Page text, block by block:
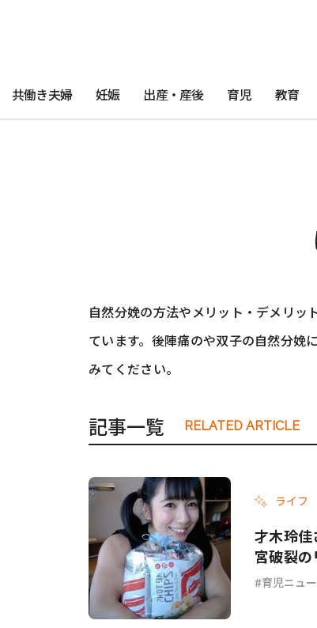
共働き夫婦 妊娠 出産・産後 育児 教育
自然分娩の方法やメリット・デメリッ
ています。後陣痛のや双子の自然分娩
みてください。
記事一覧 RELATED ARTICLE
ライフ
才木玲
宮破裂
育児ニュ